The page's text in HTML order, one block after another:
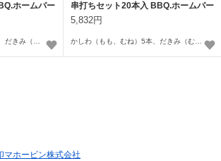
ホームパー
かしわ（もも、むね）15本、だきみ（むね、ささみ）15本.手羽10本、せせり5本、砂肝5本
串打ちセット20本入 BBQ.ホームパー
ティ
5,832円
かしわ（もも、むね）5本、だきみ（むね、ささみ）5本、手羽4本、せせり3本、砂肝3本
マホービン株式会社